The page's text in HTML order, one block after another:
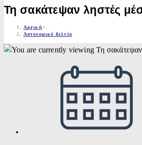
website
Τη σακάτεψαν ληστές
Αρχική>
Αστυνομικό δελτίο